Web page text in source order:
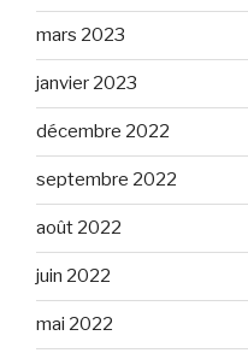
mars 2023
janvier 2023
décembre 2022
septembre 2022
août 2022
juin 2022
mai 2022